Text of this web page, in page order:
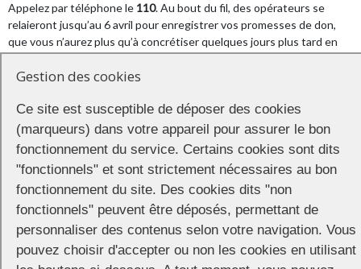
Appelez par téléphone le 110. Au bout du fil, des opérateurs se
relaieront jusqu’au 6 avril pour enregistrer vos promesses de don,
que vous n’aurez plus qu’à concrétiser quelques jours plus tard en
Parce que chaque euro compte, il est aussi possible de faire des
micro-dons de 10 € en envoyant le motDONpar SMS au92 110(le
coût d’envoi du SMS est gratuit ou compris dans les forfaits).
En ligne
Mais le plus pratique et le plus économique reste sans conteste le
formulaire sécurisé sur le site de Sidactionhttps://don.sidaction.org
Gestion des cookies
Ce site est susceptible de déposer des cookies
(marqueurs) dans votre appareil pour assurer le bon
fonctionnement du service. Certains cookies sont dits
"fonctionnels" et sont strictement nécessaires au bon
fonctionnement du site. Des cookies dits "non
fonctionnels" peuvent être déposés, permettant de
personnaliser des contenus selon votre navigation. Vous
pouvez choisir d'accepter ou non les cookies en utilisant